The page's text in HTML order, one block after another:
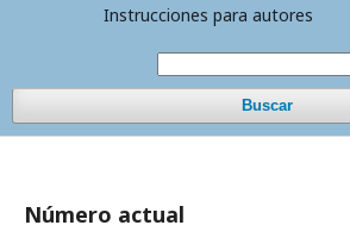
Instrucciones para autores
Buscar
Número actual